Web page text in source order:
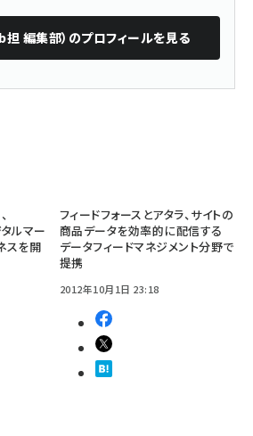
編集部） のプロフィールを見る
ルマー
スを開
フィードフォースとアタラ、サイトの
商品データを効率的に配信する
データフィードマネジメント分野で
提携
2012年10月1日 23:18